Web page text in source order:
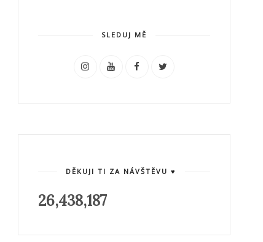
SLEDUJ MĚ
DĚKUJI TI ZA NÁVŠTĚVU ♥
26,438,187